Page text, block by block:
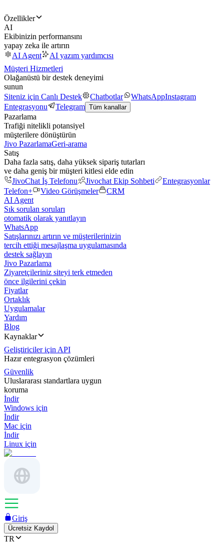
Özellikler
AI
Ekibinizin performansını
yapay zeka ile artırın
AI Agent
AI yazım yardımcısı
Müşteri Hizmetleri
Olağanüstü bir destek deneyimi
sunun
Siteniz için Canlı Destek
Chatbotlar WhatsAppInstagram
Entegrasyonu
Telegram Tüm kanallar
Pazarlama
Trafiği nitelikli potansiyel
müşterilere dönüştürün
Jivo PazarlamaGeri-arama
Satış
Daha fazla satış, daha yüksek sipariş tutarları
ve daha geniş bir müşteri kitlesi elde edin
JivoChat İş Telefonu
Jivochat Ekip Sohbeti
Entegrasyonlar
Telefon+
Video Görüşmeler
CRM
AI Agent
Sık sorulan soruları
otomatik olarak yanıtlayın
WhatsApp
Satışlarınızı artırın ve müşterilerinizin
tercih ettiği mesajlaşma uygulamasında
destek sağlayın
Jivo Pazarlama
Ziyaretçileriniz siteyi terk etmeden
önce ilgilerini çekin
Fiyatlar
Ortaklık
Uygulamalar
Yardım
Blog
Kaynaklar
Geliştiriciler için API
Hazır entegrasyon çözümleri
Güvenlik
Uluslararası standartlara uygun
koruma
İndir
Windows için
İndir
Mac için
İndir
Linux için
Giriş
Ücretsiz Kaydol
TR